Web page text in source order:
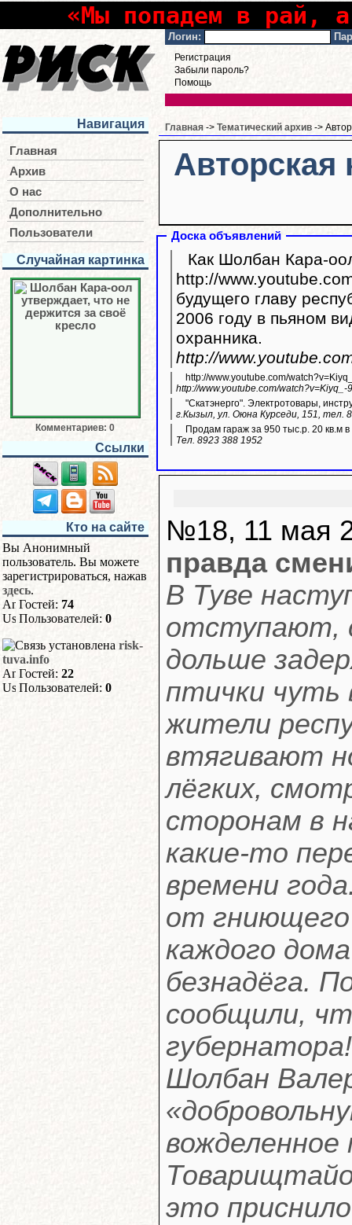
«Мы попадем в рай,
Логин:
Регистрация
Забыли пароль?
Помощь
Навигация
Главная
Архив
О нас
Дополнительно
Пользователи
Случайная картинка
Комментариев: 0
Ссылки
Кто на сайте
Вы Анонимный
пользователь. Вы можете
зарегистрироваться, нажав
здесь.
Гостей: 74
Пользователей: 0
risk-
tuva.info
Гостей: 22
Пользователей: 0
Главная -> Тематический архив ->
Авторская
Доска объявлений
Как Шолбан Кара-
http://www.youtube.com/
будущего главу
2006 году в пьяном
охранника.
http://
http://www.youtube.com/
http://www.youtube.com/watch?v=Kiyq_-
"Скатэнерго". Электротовары,
г.Кызыл, ул. Оюна Курседи, 151, тел.
Продам гараж за 950 тыс.р. 20 кв.м
Тел. 8923 388 1952
№18, 11 мая
правда
В Туве
отступают,
дольше
птички чуть
жители
втягивают
лёгких,
сторонам в
какие-то
времени
от гниющего
каждого
безнадёга.
сообщили,
Шолбан
вожделенное
это